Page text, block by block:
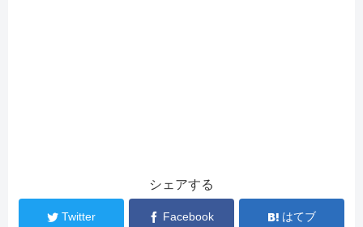
シェアする
Twitter Facebook はてブ